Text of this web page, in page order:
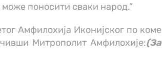
поносити сваки народ.”
Амфилохија Иконијског по коме
Митрополит Амфилохије:(За